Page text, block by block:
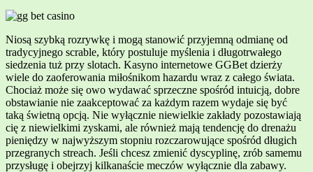
Niosą szybką rozrywkę i mogą stanowić przyjemną odmianę od
tradycyjnego scrable, który postuluje myślenia i długotrwałego
siedzenia tuż przy slotach. Kasyno internetowe GGBet dzierży
wiele do zaoferowania miłośnikom hazardu wraz z całego świata.
Chociaż może się owo wydawać sprzeczne spośród intuicją, dobre
obstawianie nie zaakceptować za każdym razem wydaje się być
taką świetną opcją. Nie wyłącznie niewielkie zakłady pozostawiają
cię z niewielkimi zyskami, ale również mają tendencję do drenażu
pieniędzy w najwyższym stopniu rozczarowujące spośród długich
przegranych streach. Jeśli chcesz zmienić dyscyplinę, zrób samemu
przysługę i obejrzyj kilkanaście meczów wyłącznie dla zabawy.